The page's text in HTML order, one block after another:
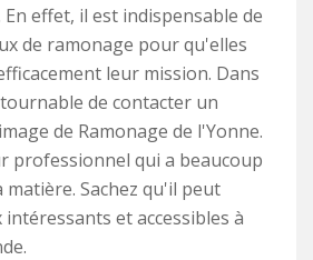
effet, il est indispensable de
de ramonage pour qu'elles
leur mission. Dans
de contacter un
de Ramonage de l'Yonne.
professionnel qui a beaucoup
matière. Sachez qu'il peut
et accessibles à